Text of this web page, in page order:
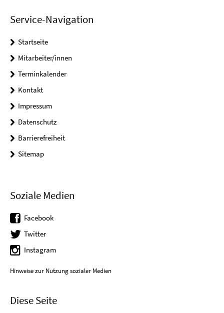
Service-Navigation
Startseite
Mitarbeiter/innen
Terminkalender
Kontakt
Impressum
Datenschutz
Barrierefreiheit
Sitemap
Soziale Medien
Facebook
Twitter
Instagram
Hinweise zur Nutzung sozialer Medien
Diese Seite